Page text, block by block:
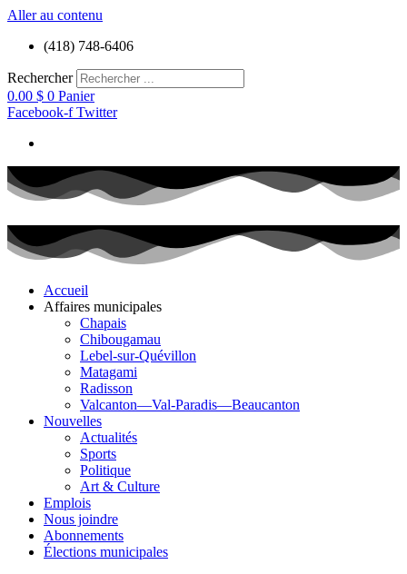
Aller au contenu
(418) 748-6406
Rechercher
0.00 $ 0 Panier
Facebook-f Twitter
Accueil
Affaires municipales
Chapais
Chibougamau
Lebel-sur-Quévillon
Matagami
Radisson
Valcanton—Val-Paradis—Beaucanton
Nouvelles
Actualités
Sports
Politique
Art & Culture
Emplois
Nous joindre
Abonnements
Élections municipales